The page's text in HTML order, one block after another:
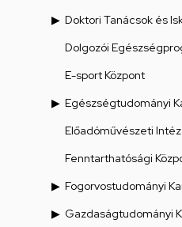
Doktori Tanácsok és
Dolgozói
E-sport Központ
Egészségtudományi
Előadóművészeti
Fenntarthatósági
Fogorvostudományi
Gazdaságtudományi